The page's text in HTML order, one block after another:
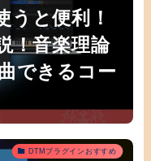
うと便利！
！音楽理論
できるコー
DTMプラグインおすすめ